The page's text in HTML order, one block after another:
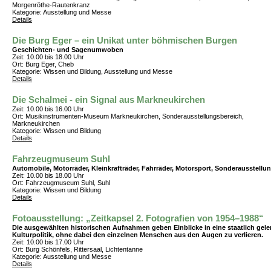
Morgenröthe-Rautenkranz
Kategorie: Ausstellung und Messe
Details
Die Burg Eger – ein Unikat unter böhmischen Burgen
Geschichten- und Sagenumwoben
Zeit: 10.00 bis 18.00 Uhr
Ort: Burg Eger, Cheb
Kategorie: Wissen und Bildung, Ausstellung und Messe
Details
Die Schalmei - ein Signal aus Markneukirchen
Zeit: 10.00 bis 16.00 Uhr
Ort: Musikinstrumenten-Museum Markneukirchen, Sonderausstellungsbereich,
Markneukirchen
Kategorie: Wissen und Bildung
Details
Fahrzeugmuseum Suhl
Automobile, Motorräder, Kleinkrafträder, Fahrräder, Motorsport,
Zeit: 10.00 bis 18.00 Uhr
Ort: Fahrzeugmuseum Suhl, Suhl
Kategorie: Wissen und Bildung
Details
Fotoausstellung: „Zeitkapsel 2. Fotografien von 1954–1988“
Die ausgewählten historischen Aufnahmen geben Einblicke in eine staatlich
Kulturpolitik, ohne dabei den einzelnen Menschen aus den Augen zu verlieren.
Zeit: 10.00 bis 17.00 Uhr
Ort: Burg Schönfels, Rittersaal, Lichtentanne
Kategorie: Ausstellung und Messe
Details